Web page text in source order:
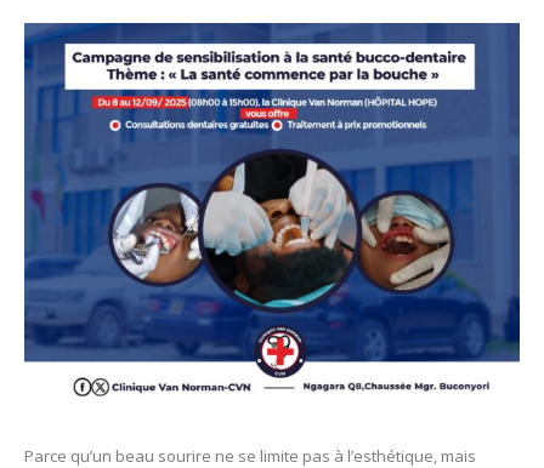
Parce qu’un beau sourire ne se limite pas à l’esthétique, mais